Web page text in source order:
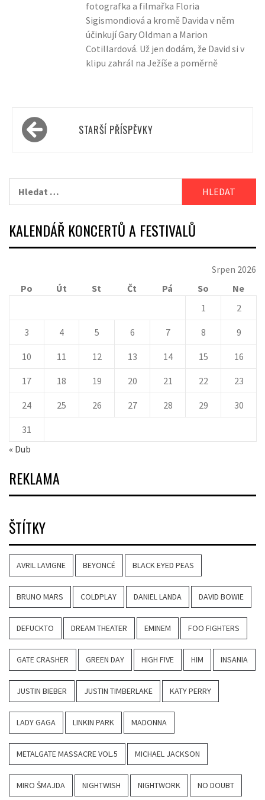
fotografka a filmařka Floria
Sigismondiová a kromě Davida v něm
účinkují Gary Oldman a Marion
Cotillardová. Už jen dodám, že David si v
klipu zahrál na Ježíše a poměrně
Navigace
pro STARŠÍ PŘÍSPĚVKY
KALENDÁŘ KONCERTŮ A FESTIVALŮ
Srpen 2026
Po
Út St Čt Pá So
Ne
1
2
3 4 5 6 7 8 9
10 11 12 13 14 15 16
17 18 19 20 21 22 23
24 25 26 27 28 29 30
31
« Dub
REKLAMA
ŠTÍTKY
AVRIL LAVIGNE BEYONCÉ BLACK EYED PEAS
BRUNO MARS COLDPLAY DANIEL LANDA DAVID BOWIE
DEFUCKTO DREAM THEATER EMINEM FOO FIGHTERS
GATE CRASHER GREEN DAY HIGH FIVE HIM INSANIA
JUSTIN BIEBER JUSTIN TIMBERLAKE KATY PERRY
LADY GAGA LINKIN PARK MADONNA
METALGATE MASSACRE VOL.5 MICHAEL JACKSON
MIRO ŠMAJDA NIGHTWISH NIGHTWORK NO DOUBT